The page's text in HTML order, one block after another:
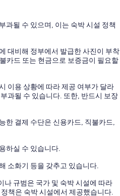
과될 수 있으며, 이는 숙박 시설 정책
대비해 정부에서 발급한 사진이 부착
카드 또는 현금으로 보증금이 필요할
이용 상황에 따라 제공 여부가 달라
과될 수 있습니다. 또한, 반드시 보장
한 결제 수단은 신용카드, 직불카드,
하실 수 있습니다.
소화기 등을 갖추고 있습니다.
나 규범은 국가 및 숙박 시설에 따라
책은 숙박 시설에서 제공했습니다.